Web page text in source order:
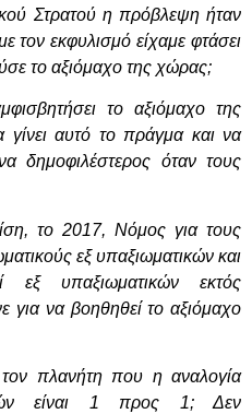
Στρατού η πρόβλεψη ήταν
τον εκφυλισμό είχαμε φτάσει
το αξιόμαχο της χώρας;
το αξιόμαχο της
αυτό το πράγμα και να
δημοφιλέστερος όταν τους
το 2017, Νόμος για τους
εξ υπαξιωματικών και
εξ υπαξιωματικών εκτός
για να βοηθηθεί το αξιόμαχο
πλανήτη που η αναλογία
είναι 1 προς 1; Δεν